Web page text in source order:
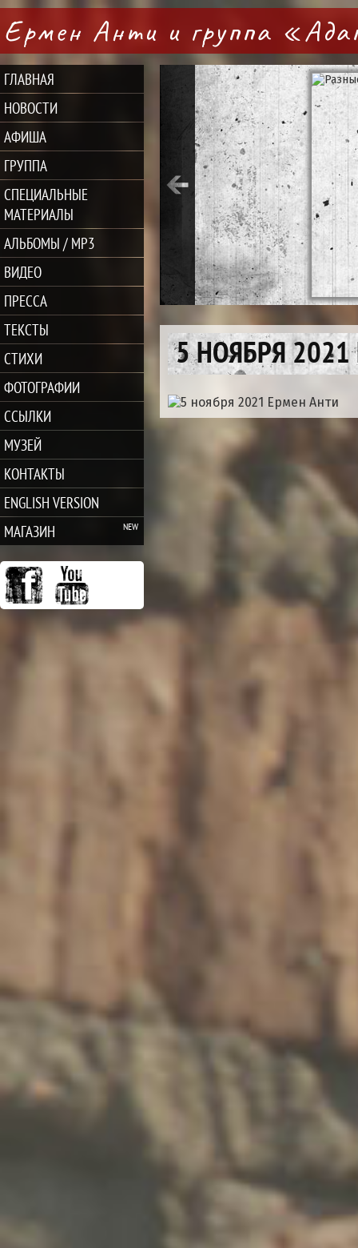
Ермен Анти и группа
ГЛАВНАЯ
НОВОСТИ
АФИША
ГРУППА
СПЕЦИАЛЬНЫЕ
МАТЕРИАЛЫ
АЛЬБОМЫ / MP3
ВИДЕО
ПРЕССА
ТЕКСТЫ
СТИХИ
ФОТОГРАФИИ
ССЫЛКИ
МУЗЕЙ
КОНТАКТЫ
ENGLISH VERSION
МАГАЗИН
5 НОЯБРЯ